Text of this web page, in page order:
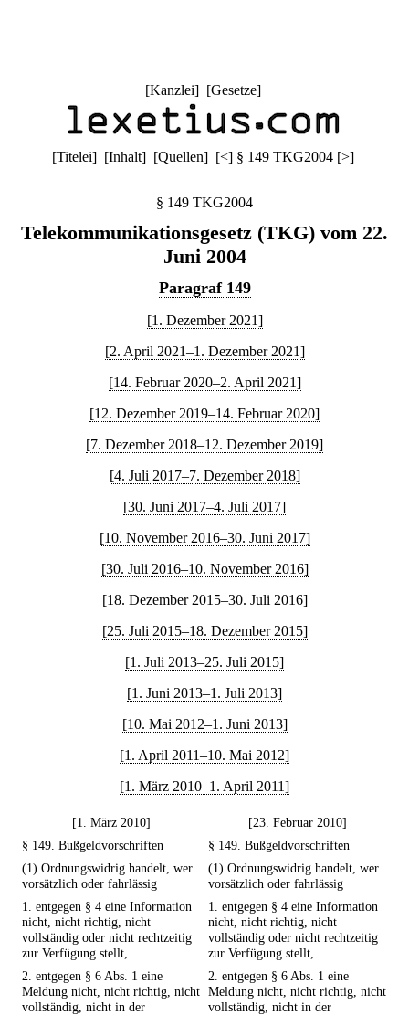
[Kanzlei] [Gesetze]
[Titelei] [Inhalt] [Quellen] [<] § 149 TKG2004 [>]
§ 149 TKG2004
Telekommunikationsgesetz (TKG) vom 22.
Juni 2004
Paragraf 149
[1. Dezember 2021]
[2. April 2021–1. Dezember 2021]
[14. Februar 2020–2. April 2021]
[12. Dezember 2019–14. Februar 2020]
[7. Dezember 2018–12. Dezember 2019]
[4. Juli 2017–7. Dezember 2018]
[30. Juni 2017–4. Juli 2017]
[10. November 2016–30. Juni 2017]
[30. Juli 2016–10. November 2016]
[18. Dezember 2015–30. Juli 2016]
[25. Juli 2015–18. Dezember 2015]
[1. Juli 2013–25. Juli 2015]
[1. Juni 2013–1. Juli 2013]
[10. Mai 2012–1. Juni 2013]
[1. April 2011–10. Mai 2012]
[1. März 2010–1. April 2011]
[1. März 2010]
[23. Februar 2010]
§ 149. Bußgeldvorschriften
§ 149. Bußgeldvorschriften
(1) Ordnungswidrig handelt, wer
vorsätzlich oder fahrlässig
(1) Ordnungswidrig handelt, wer
vorsätzlich oder fahrlässig
1. entgegen § 4 eine Information
nicht, nicht richtig, nicht
vollständig oder nicht rechtzeitig
zur Verfügung stellt,
1. entgegen § 4 eine Information
nicht, nicht richtig, nicht
vollständig oder nicht rechtzeitig
zur Verfügung stellt,
2. entgegen § 6 Abs. 1 eine
Meldung nicht, nicht richtig, nicht
vollständig, nicht in der
2. entgegen § 6 Abs. 1 eine
Meldung nicht, nicht richtig, nicht
vollständig, nicht in der